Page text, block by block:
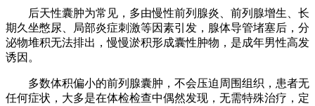
后天性囊肿为常见，多由慢性前列腺炎、前列腺增生、长
期久坐憋尿、局部炎症刺激等因素引发，腺体导管堵塞后，分
泌物堆积无法排出，慢慢淤积形成囊性肿物，是成年男性高发
诱因。
多数体积偏小的前列腺囊肿，不会压迫周围组织，患者无
任何症状，大多是在体检检查中偶然发现，无需特殊治疗，定